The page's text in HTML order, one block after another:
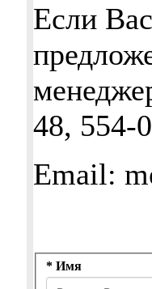
Если
48, 554-
Email:
* Имя